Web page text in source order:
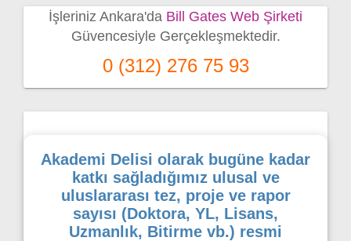
İşleriniz Ankara'da Bill Gates Web Şirketi
Güvencesiyle Gerçekleşmektedir.
0 (312) 276 75 93
Akademi Delisi olarak bugüne kadar
katkı sağladığımız ulusal ve
uluslararası tez, proje ve rapor
sayısı (Doktora, YL, Lisans,
Uzmanlık, Bitirme vb.) resmi